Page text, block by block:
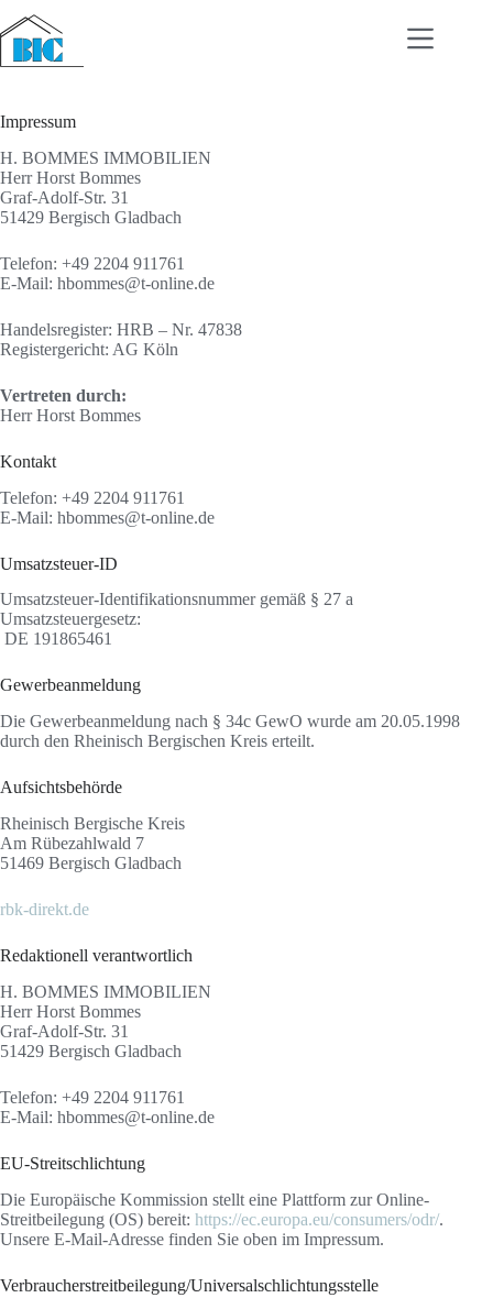
Inhalt
springen
Impressum
H. BOMMES IMMOBILIEN
Herr Horst Bommes
Graf-Adolf-Str. 31
51429 Bergisch Gladbach
Telefon: +49 2204 911761
E-Mail: hbommes@t-online.de
Handelsregister: HRB – Nr. 47838
Registergericht: AG Köln
Vertreten durch:
Herr Horst Bommes
Kontakt
Telefon: +49 2204 911761
E-Mail: hbommes@t-online.de
Umsatzsteuer-ID
Umsatzsteuer-Identifikationsnummer gemäß § 27 a
Umsatzsteuergesetz:
DE 191865461
Gewerbeanmeldung
Die Gewerbeanmeldung nach § 34c GewO wurde am 20.05.1998
durch den Rheinisch Bergischen Kreis erteilt.
Aufsichtsbehörde
Rheinisch Bergische Kreis
Am Rübezahlwald 7
51469 Bergisch Gladbach
rbk-direkt.de
Redaktionell verantwortlich
H. BOMMES IMMOBILIEN
Herr Horst Bommes
Graf-Adolf-Str. 31
51429 Bergisch Gladbach
Telefon: +49 2204 911761
E-Mail: hbommes@t-online.de
EU-Streitschlichtung
Die Europäische Kommission stellt eine Plattform zur Online-
Streitbeilegung (OS) bereit: https://ec.europa.eu/consumers/odr/.
Unsere E-Mail-Adresse finden Sie oben im Impressum.
Verbraucherstreitbeilegung/Universalschlichtungsstelle